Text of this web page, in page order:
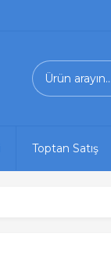
Toptan Satış